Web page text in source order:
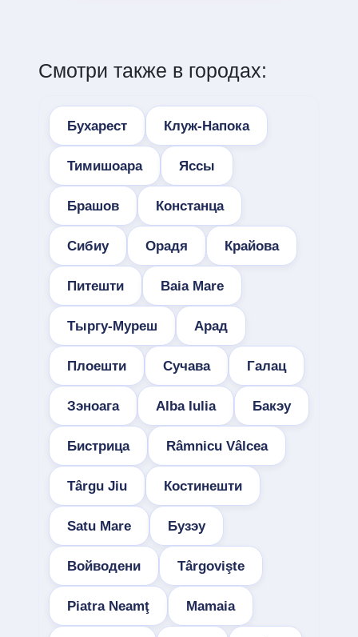
Смотри также в городах:
Бухарест Клуж-Напока
Тимишоара Яссы
Брашов Констанца
Сибиу Орадя Крайова
Питешти Baia Mare
Тыргу-Муреш Арад
Плоешти Сучава Галац
Зэноага Alba Iulia Бакэу
Бистрица Râmnicu Vâlcea
Târgu Jiu Костинешти
Satu Mare Бузэу
Войводени Târgovişte
Piatra Neamţ Mamaia